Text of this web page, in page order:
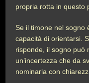
propria rotta in questo
Se il timone nel sogno
capacità di orientarsi.
risponde, il sogno può
un’incertezza che da
nominarla con